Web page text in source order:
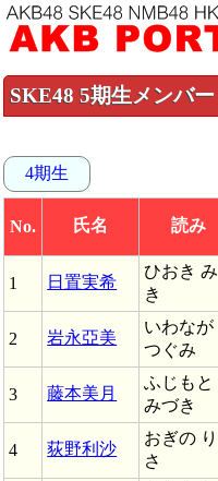
SKE48 5期生メンバー
4期生
No. 氏名 読み
1 日置実希
ひおき み
き
2 岩永亞美
いわなが
つぐみ
3 藤本美月
ふじもと
みづき
4 荻野利沙
おぎの り
さ